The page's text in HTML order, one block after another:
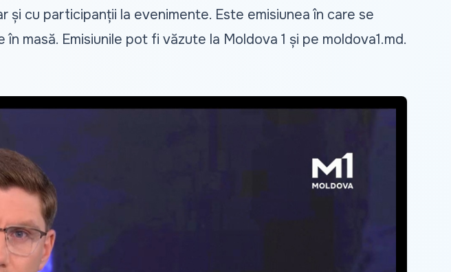
cu participanții la evenimente. Este emisiunea în care se
masă. Emisiunile pot fi văzute la Moldova 1 și pe moldova1.md.